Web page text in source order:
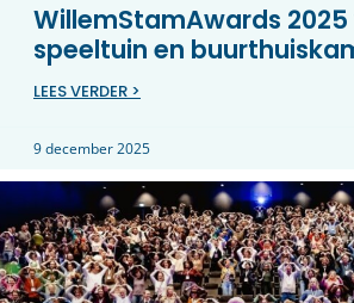
WillemStamAwards
speeltuin en
LEES VERDER >
9 december 2025